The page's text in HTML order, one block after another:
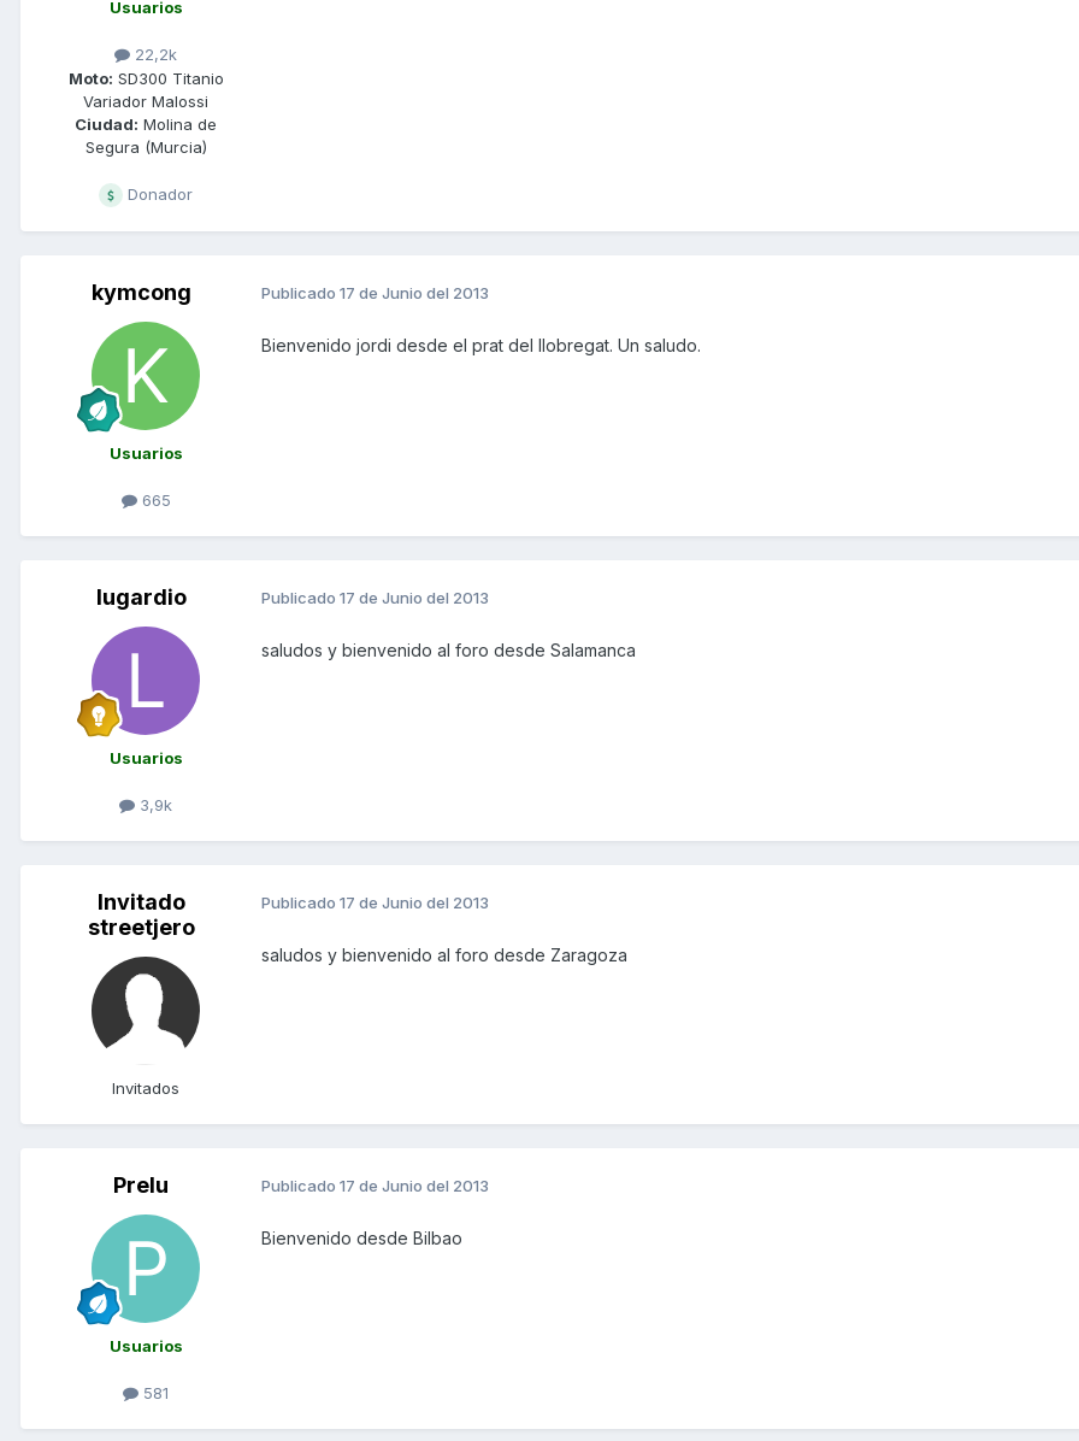
Usuarios
22,2k
Moto: SD300 Titanio
Variador Malossi
Ciudad: Molina de
Segura (Murcia)
Donador
kymcong
Usuarios
665
Publicado 17 de Junio del 2013
Bienvenido jordi desde el prat del llobregat. Un saludo.
lugardio
Usuarios
3,9k
Publicado 17 de Junio del 2013
saludos y bienvenido al foro desde Salamanca
Invitado
streetjero
Invitados
Publicado 17 de Junio del 2013
saludos y bienvenido al foro desde Zaragoza
Prelu
Usuarios
581
Publicado 17 de Junio del 2013
Bienvenido desde Bilbao